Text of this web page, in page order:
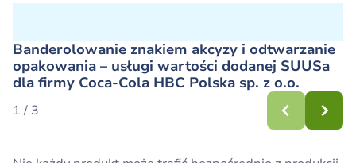
Banderolowanie znakiem akcyzy i odtwarzanie
opakowania – usługi wartości dodanej SUUSa
dla firmy Coca-Cola HBC Polska sp. z o.o.
1 / 3